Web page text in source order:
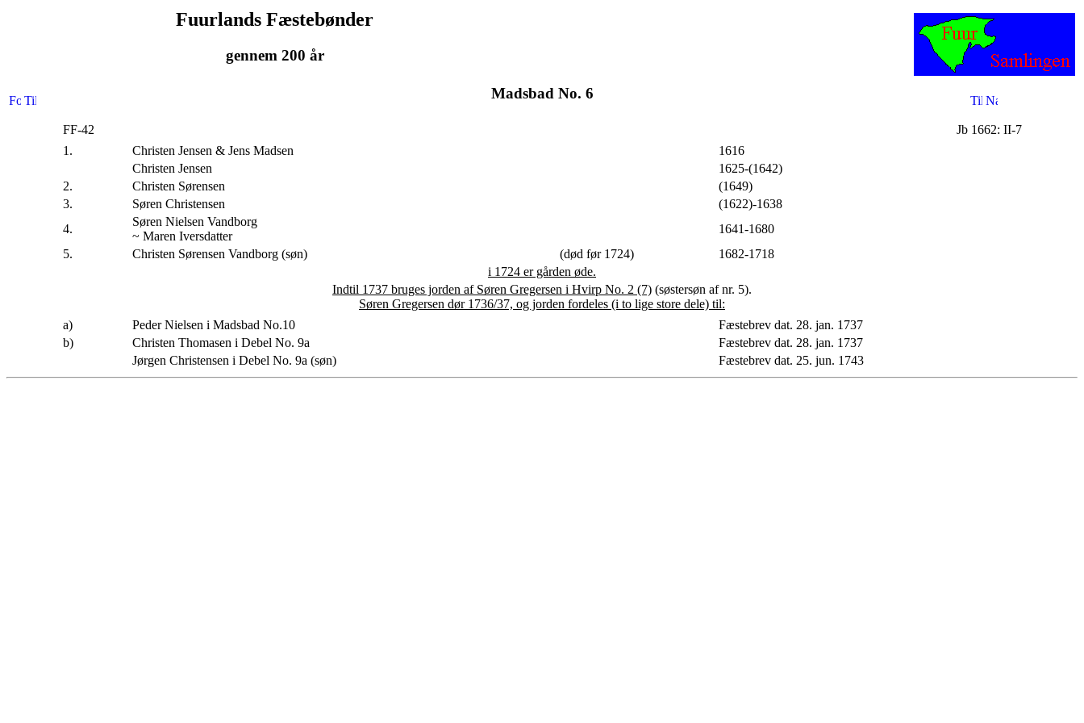
Fuurlands Fæstebønder
gennem 200 år
Madsbad No. 6
FF-42
Jb 1662: II-7
1.
Christen Jensen & Jens Madsen
1616
Christen Jensen
1625-(1642)
2.
Christen Sørensen
(1649)
3.
Søren Christensen
(1622)-1638
4.
Søren Nielsen Vandborg
~ Maren Iversdatter
1641-1680
5.
Christen Sørensen Vandborg (søn) (død før 1724)
1682-1718
i 1724 er gården øde.
Indtil 1737 bruges jorden af Søren Gregersen i Hvirp No. 2 (7) (søstersøn af nr. 5).
Søren Gregersen dør 1736/37, og jorden fordeles (i to lige store dele) til:
a)
Peder Nielsen i Madsbad No.10
Fæstebrev dat. 28. jan. 1737
b)
Christen Thomasen i Debel No. 9a
Fæstebrev dat. 28. jan. 1737
Jørgen Christensen i Debel No. 9a (søn)
Fæstebrev dat. 25. jun. 1743